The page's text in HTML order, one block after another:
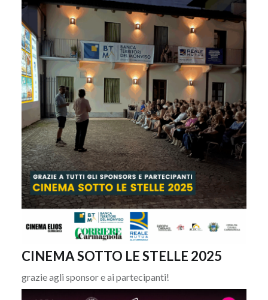
CINEMA SOTTO LE STELLE 2025
grazie agli sponsor e ai partecipanti!